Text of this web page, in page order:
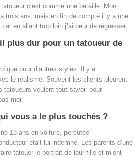
c’est comme une bataille. Mon
trois ans, mais en fin de compte il y a une
en allant trop loin j’ai peur de régresser.
plus dur pour un tatoueur de
que pour d’autres styles. Il y a
le réalisme. Souvent les clients pleurent
tatoueurs veulent tout savoir pour
moi.
vous a le plus touchés ?
18 ans en voiture, percutée
était lui indemne. Les parents d’une
tatouer le portrait de leur fille et m’ont